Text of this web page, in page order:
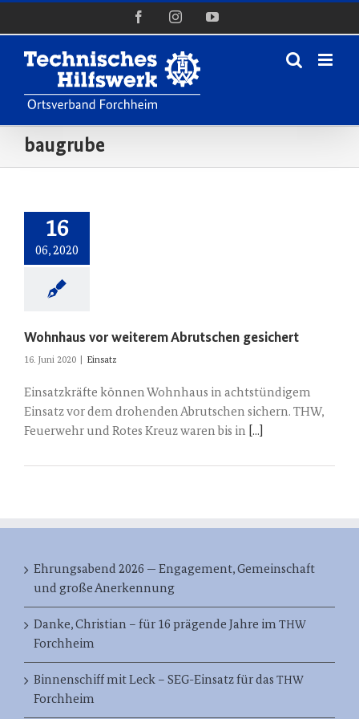
FacebookInstagramYouTube
baugrube
16
06, 2020
Wohnhaus vor weiterem Abrutschen gesichert
16. Juni 2020 Einsatz
Einsatzkräfte können Wohnhaus in achtstündigem
Einsatz vor dem drohenden Abrutschen sichern. THW,
Feuerwehr und Rotes Kreuz waren bis in [...]
Ehrungsabend 2026 — Engagement, Gemeinschaft
und große Anerkennung
Danke, Christian – für 16 prägende Jahre im THW
Forchheim
Binnenschiff mit Leck – SEG-Einsatz für das THW
Forchheim